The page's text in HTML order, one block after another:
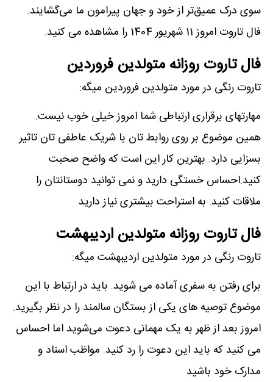
سوی درک عمیق‌تر از خود و جهان پیرامون ما می‌گشایند.
فال تاروت امروز 11 شهریور 1404 را مشاهده می کنید.
فال تاروت روزانه متولدین فروردین
تاروت رنگی در مورد متولدین فروردین میگه:
مهارتهای برقراری ارتباطی شما امروز خیلی خوب نیست.
همین موضوع بر روی روابط تان با شریک عاطفی تان تاثیر
بسزایی دارد. بهترین کار این است که واضح صحبت
کنید.احساس خستگی دارید و نمی توانید دوستانتان را
ملاقات کنید. به استراحت بیشتری نیاز دارید
فال تاروت روزانه متولدین اردیبهشت
تاروت رنگی در مورد متولدین اردیبهشت میگه:
برای رفتن به سفری آماده می شوید. باید در ارتباط با این
موضوع توصیه های یکی از بستگان سالمند را در نظر بگیرید.
امروز بعد از ظهر به یک مهمانی دعوت می‌شوید اما احساس
می کنید که باید این دعوت را رد کنید. مواظب اسناد و
مدارک خود باشید